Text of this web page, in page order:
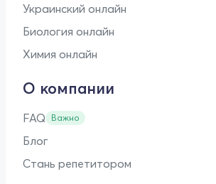
Украинский онлайн
Биология онлайн
Химия онлайн
О компании
FAQ Важно
Блог
Стань репетитором